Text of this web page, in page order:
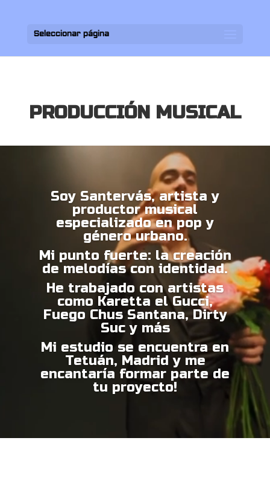
Seleccionar página
PRODUCCIÓN MUSICAL
Soy Santervás, artista y
productor musical
especializado en pop y
género urbano.
Mi punto fuerte: la creación
de melodías con identidad.
He trabajado con artistas
como Karetta el Gucci,
Fuego Chus Santana, Dirty
Suc y más
Mi estudio se encuentra en
Tetuán, Madrid y me
encantaría formar parte de
tu proyecto!
Reproductor